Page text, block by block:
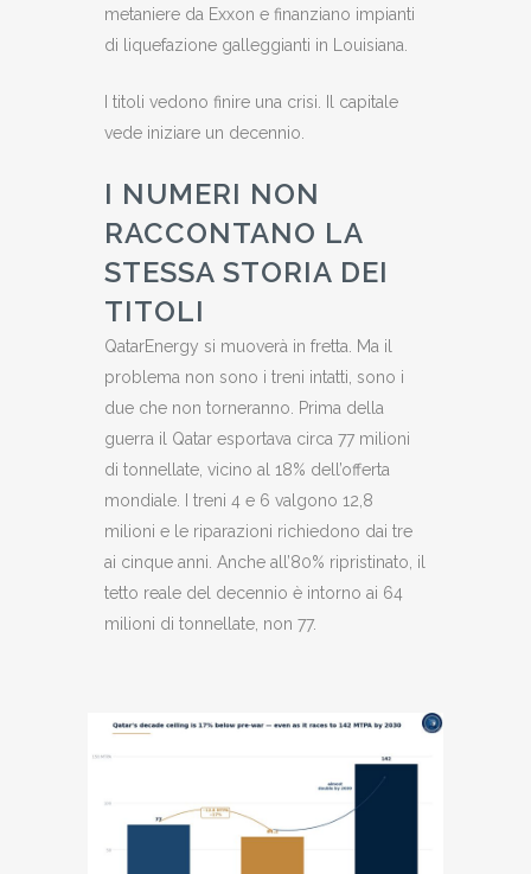
metaniere da Exxon e finanziano impianti
di liquefazione galleggianti in Louisiana.
I titoli vedono finire una crisi. Il capitale
vede iniziare un decennio.
I NUMERI NON
RACCONTANO LA
STESSA STORIA DEI
TITOLI
QatarEnergy si muoverà in fretta. Ma il
problema non sono i treni intatti, sono i
due che non torneranno. Prima della
guerra il Qatar esportava circa 77 milioni
di tonnellate, vicino al 18% dell’offerta
mondiale. I treni 4 e 6 valgono 12,8
milioni e le riparazioni richiedono dai tre
ai cinque anni. Anche all’80% ripristinato, il
tetto reale del decennio è intorno ai 64
milioni di tonnellate, non 77.